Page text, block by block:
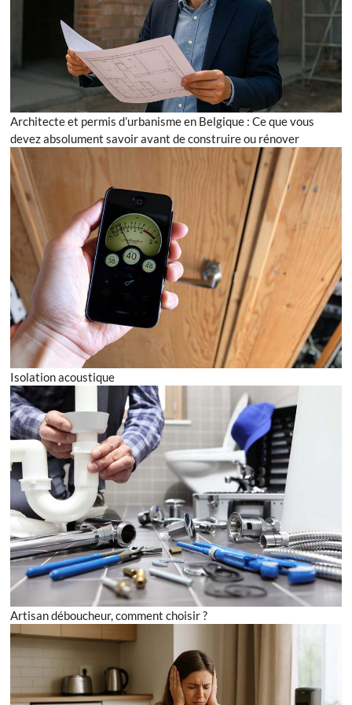
Architecte et permis d’urbanisme en Belgique : Ce que vous
devez absolument savoir avant de construire ou rénover
Isolation acoustique
Artisan déboucheur, comment choisir ?